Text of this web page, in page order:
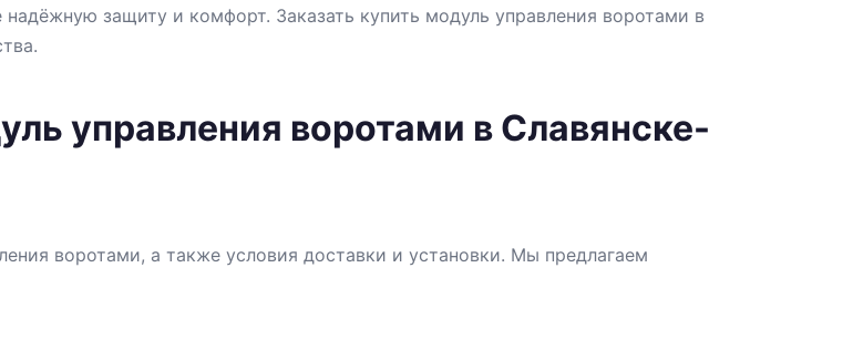
защиту и комфорт. Заказать купить модуль управления воротами в
управления воротами в Славянске-
воротами, а также условия доставки и установки. Мы предлагаем